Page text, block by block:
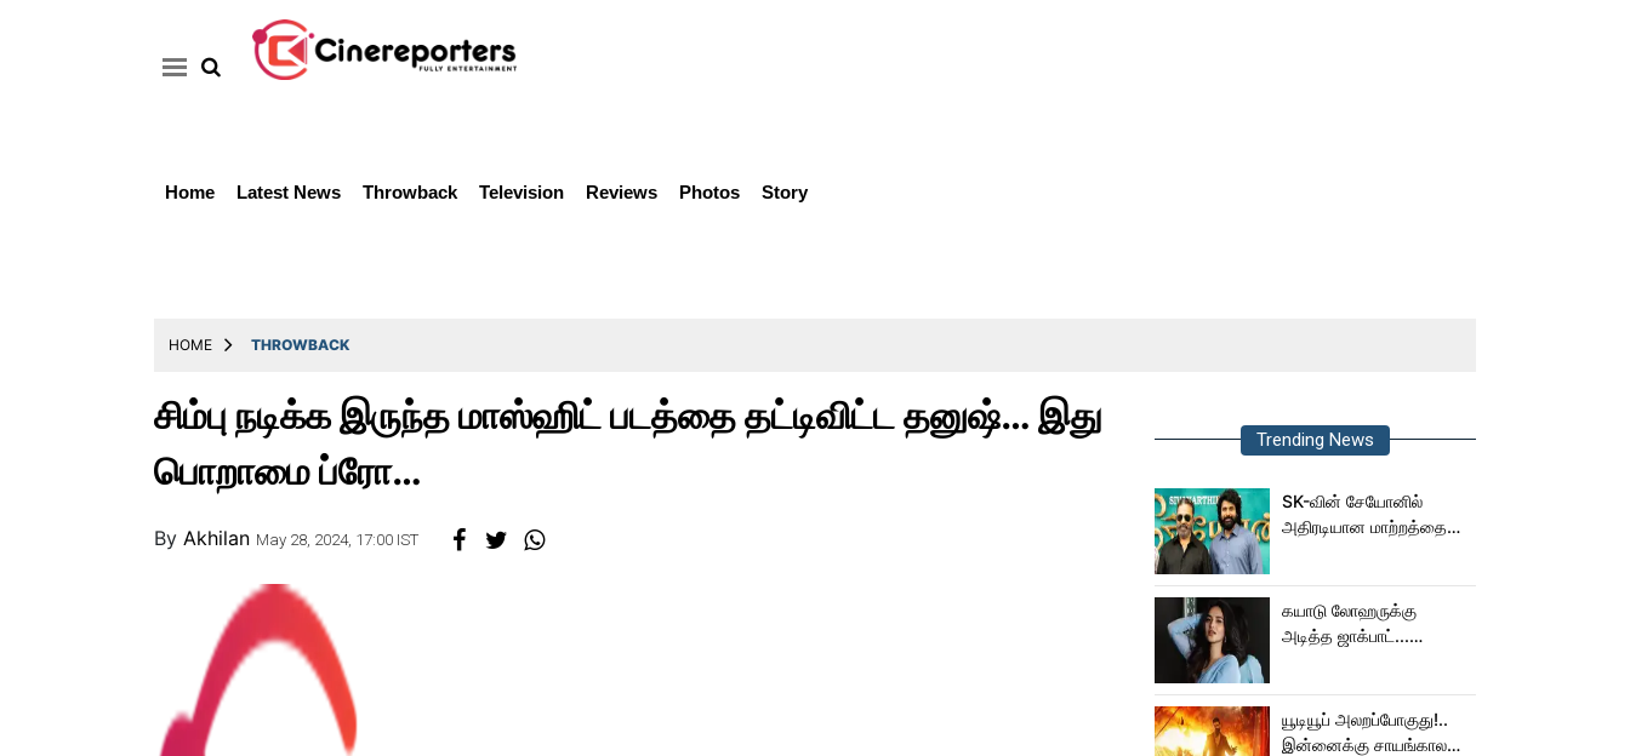
Home Latest News Throwback Television Reviews Photos Story
HOME THROWBACK
சிம்பு நடிக்க இருந்த மாஸ்ஹிட் படத்தை தட்டிவிட்ட தனுஷ்… இது
பொறாமை ப்ரோ…
By Akhilan May 28, 2024, 17:00 IST
Trending News
SK-வின் சேயோனில்
அதிரடியான மாற்றத்தை
கயாடு லோஹருக்கு
அடித்த ஜாக்பாட்...
யூடியூப் அலறப்போகுது!..
இன்னைக்கு சாயங்காலம்